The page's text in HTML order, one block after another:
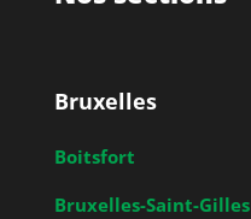
Bruxelles
Boitsfort
Bruxelles-Saint-Gilles